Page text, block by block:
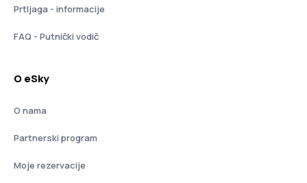
Prtljaga - informacije
FAQ - Putnički vodič
O eSky
O nama
Partnerski program
Moje rezervacije